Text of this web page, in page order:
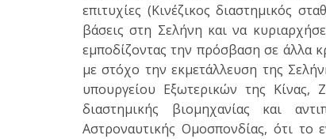
επιτυχίες (Κινέζικος διαστημικός
βάσεις στη Σελήνη και να
εμποδίζοντας την πρόσβαση σε άλλα
με στόχο την εκμετάλλευση της
υπουργείου Εξωτερικών της Κίνας,
διαστημικής βιομηχανίας και
Αστροναυτικής Ομοσπονδίας, ότι το